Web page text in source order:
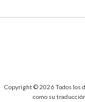
Copyright © 2026 Todos los
como su